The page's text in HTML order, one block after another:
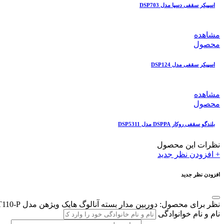
اسپیکر سقفی دسپا مدل DSP703
مشاهده
محصول
اسپیکر سقفی مدل DSP124
مشاهده
محصول
بلندگو سقفی روکار DSPPA مدل DSP5311
نظرات این محصول
+ افزودن نظر جدید
افزودن نظر جدید
نظر برای محصول: دوربین مدار بسته آنالوگ هایک ویژهن مدل THC-T110-P
نام و نام خوانوادگی